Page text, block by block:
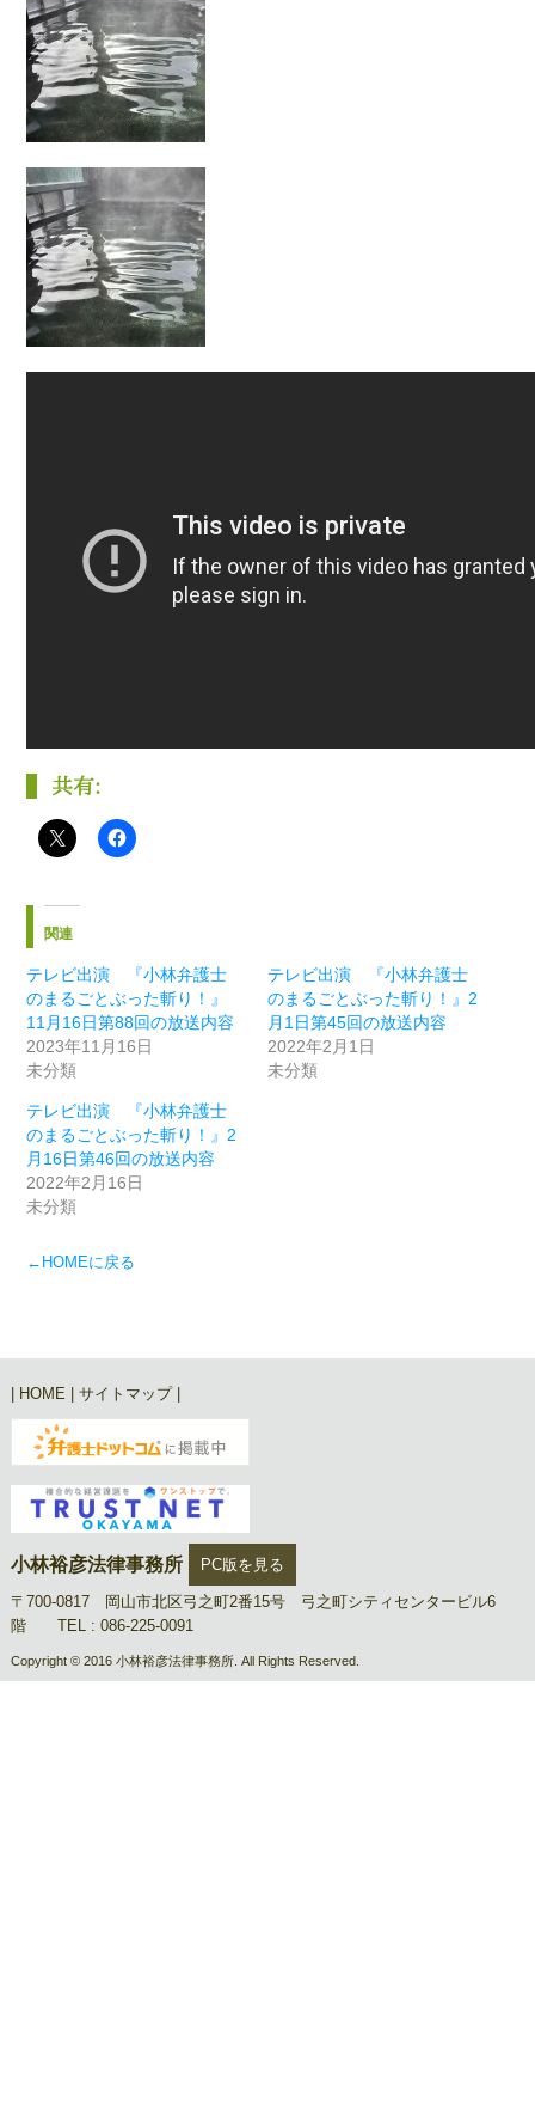
共有:
関連
テレビ出演 『小林弁護士
のまるごとぶった斬り！』
11月16日第88回の放送内容
2023年11月16日
未分類
テレビ出演 『小林弁護士
のまるごとぶった斬り！』2
月1日第45回の放送内容
2022年2月1日
未分類
テレビ出演 『小林弁護士
のまるごとぶった斬り！』2
月16日第46回の放送内容
2022年2月16日
未分類
←HOMEに戻る
| HOME | サイトマップ|
小林裕彦法律事務所 PC版を見る
〒700-0817 岡山市北区弓之町2番15号 弓之町シティセンタービル6
階 TEL : 086-225-0091
Copyright © 2016 小林裕彦法律事務所. All Rights Reserved.